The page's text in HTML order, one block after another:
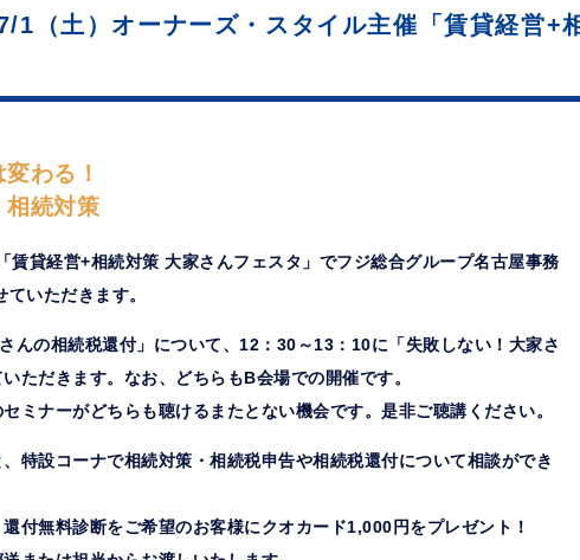
1（土）オーナーズ・スタイル主催「賃貸経営+
わる！
相続対策
賃貸経営+相続対策 大家さんフェスタ」でフジ総合グループ名古屋事務
いただきます。
んの相続税還付」について、12：30～13：10に「失敗しない！大家さ
ただきます。なお、どちらもB会場での開催です。
ミナーがどちらも聴けるまたとない機会です。是非ご聴講ください。
特設コーナで相続対策・相続税申告や相続税還付について相談ができ
付無料診断をご希望のお客様にクオカード1,000円をプレゼント！